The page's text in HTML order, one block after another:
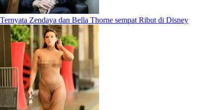
Ternyata Zendaya dan Bella Thorne sempat Ribut di Disney